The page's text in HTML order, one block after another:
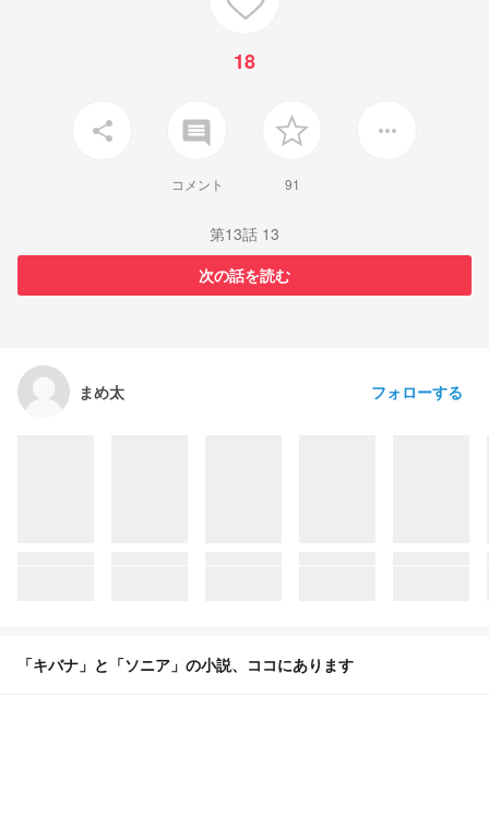
18
share insert_comment
コメント 91
more_horiz
第13話 13
次の話を読む
まめ太 フォローする
「キバナ」と「ソニア」の小説、ココにあります